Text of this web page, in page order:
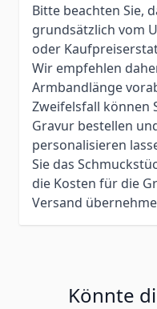
Bitte beachten Sie,
grundsätzlich vom
oder
Wir empfehlen
Armbandlänge
Zweifelsfall können
Gravur bestellen
personalisieren
Sie das
die Kosten für die
Versand
Könnte